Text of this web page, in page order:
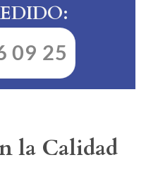
09 25
la Calidad